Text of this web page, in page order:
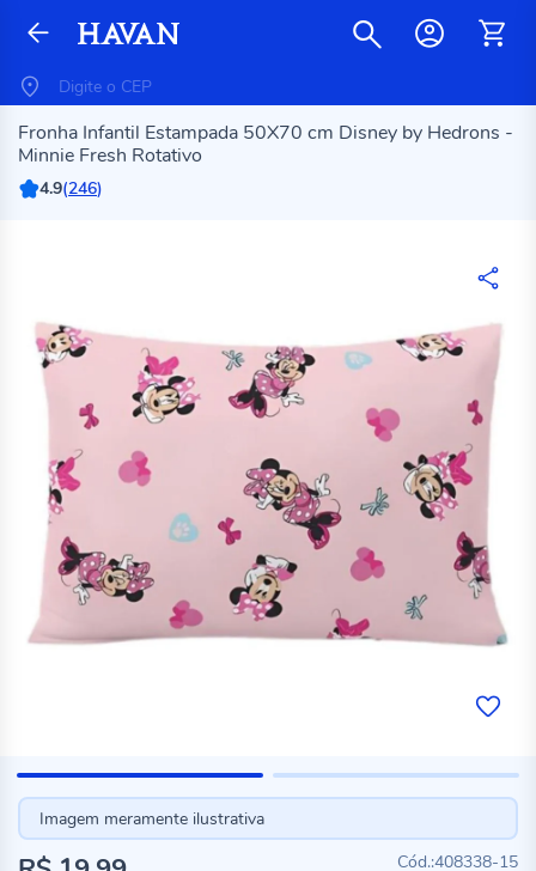
Fronha Infantil Estampada 50X70 cm Disney by Hedrons -
Minnie Fresh Rotativo
4.9(246)
Imagem meramente ilustrativa
408338-15